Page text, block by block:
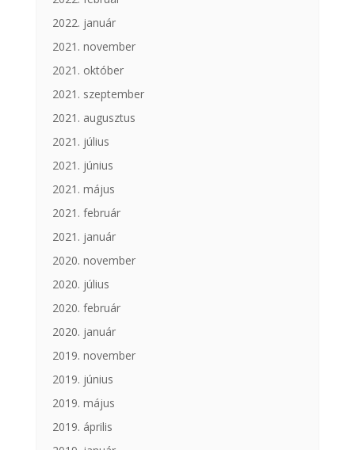
2022. január
2021. november
2021. október
2021. szeptember
2021. augusztus
2021. július
2021. június
2021. május
2021. február
2021. január
2020. november
2020. július
2020. február
2020. január
2019. november
2019. június
2019. május
2019. április